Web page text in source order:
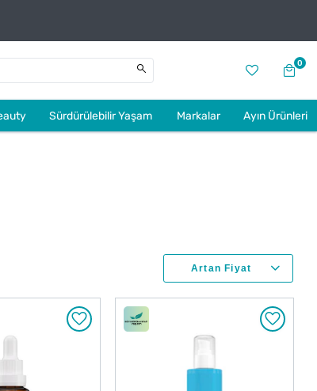
0
Sürdürülebilir Yaşam Markalar Ayın Ürünleri